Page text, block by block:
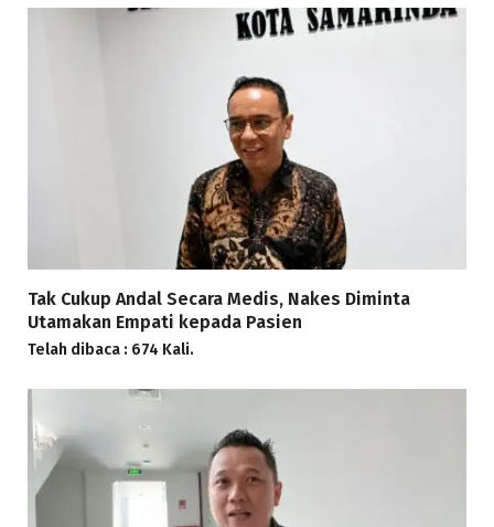
Tak Cukup Andal Secara Medis, Nakes Diminta
Utamakan Empati kepada Pasien
Telah dibaca : 674 Kali.